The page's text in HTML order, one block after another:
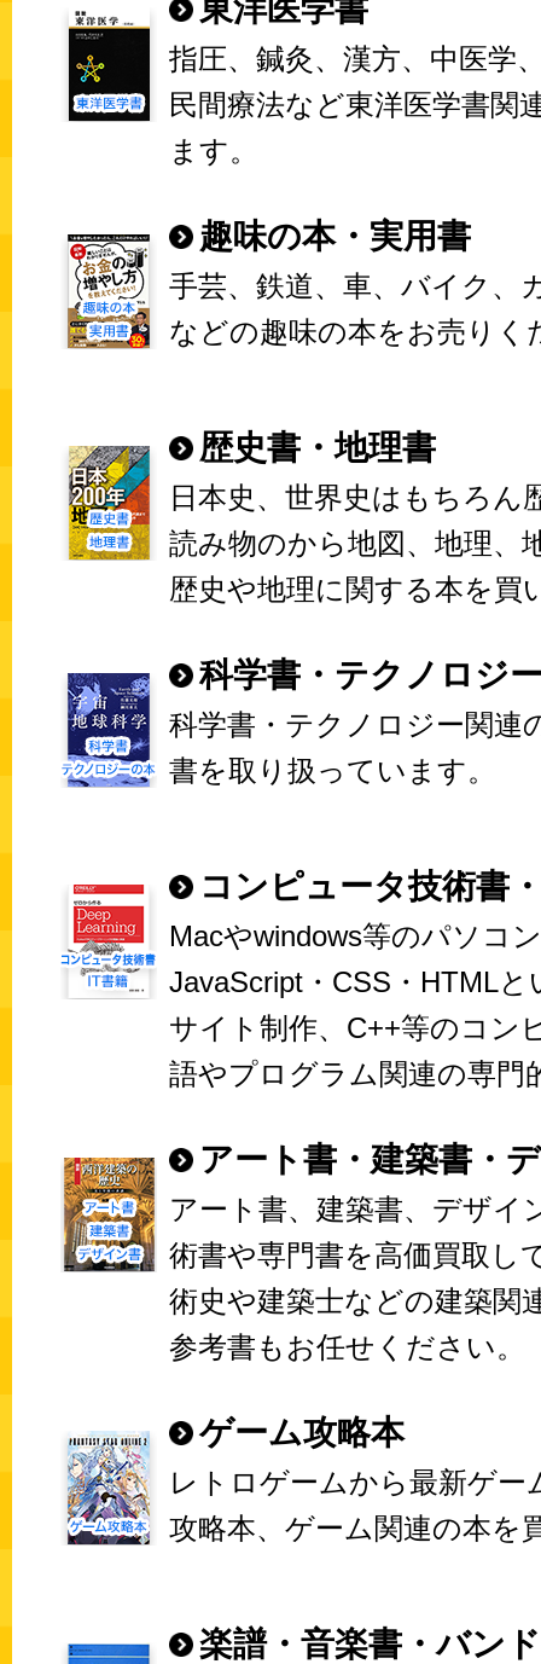
東洋医学書
指圧、鍼灸、漢方、中医学
民間療法など東洋医学書関
ます。
趣味の本・実用書
手芸、鉄道、車、バイク、
などの趣味の本をお売りく
歴史書・地理書
日本史、世界史はもちろん
読み物のから地図、地理、
歴史や地理に関する本を買
科学書・テクノロジ
科学書・テクノロジー関連
書を取り扱っています。
コンピュータ技術書
Macやwindows等のパソコ
JavaScript・CSS・HTML
サイト制作、C++等のコン
語やプログラム関連の専門
アート書・建築書・
アート書、建築書、デザイ
術書や専門書を高価買取し
術史や建築士などの建築関
参考書もお任せください。
ゲーム攻略本
レトロゲームから最新ゲー
攻略本、ゲーム関連の本を
楽譜・音楽書・バン